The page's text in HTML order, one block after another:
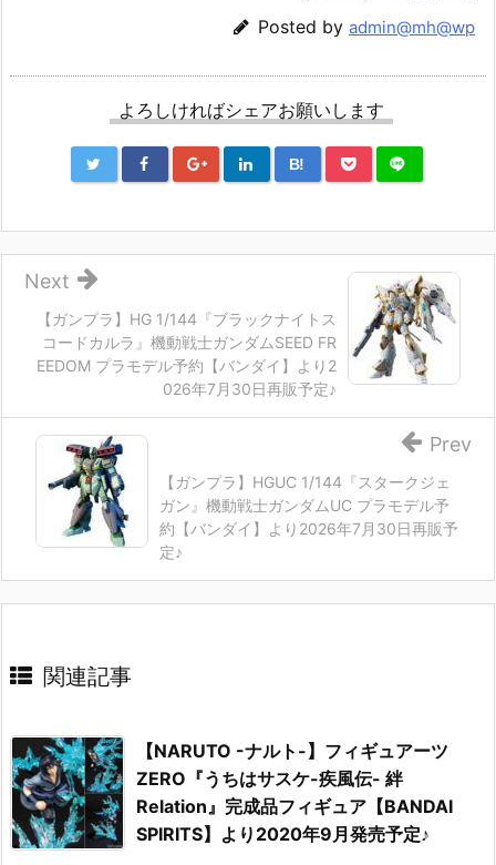
Posted by admin@mh@wp
よろしければシェアお願いします
B!
【ガンプラ】HG 1/144『ブラックナイトス
コードカルラ』機動戦士ガンダムSEED FR
EEDOM プラモデル予約【バンダイ】より2
026年7月30日再販予定♪
Next
【ガンプラ】HGUC 1/144『スタークジェ
ガン』機動戦士ガンダムUC プラモデル予
約【バンダイ】より2026年7月30日再販予
定♪
Prev
関連記事
【NARUTO -ナルト-】フィギュアーツ
ZERO『うちはサスケ-疾風伝- 絆
Relation』完成品フィギュア【BANDAI
SPIRITS】より2020年9月発売予定♪